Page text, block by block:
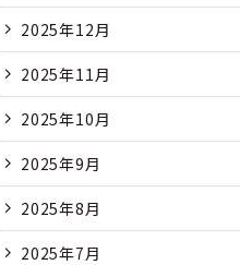
2025年12月
2025年11月
2025年10月
2025年9月
2025年8月
2025年7月